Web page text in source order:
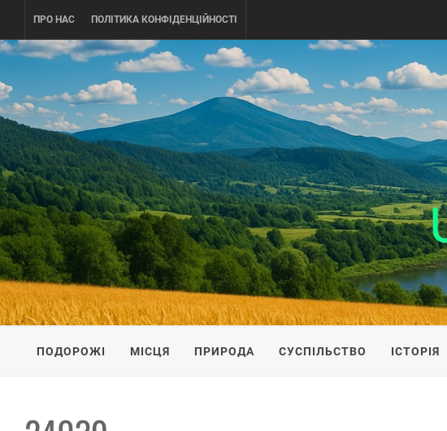
content
ПРО НАС ПОЛІТИКА КОНФІДЕНЦІЙНОСТІ
UKRAINE-IS
ПОДОРОЖI ПО УКРАЇНІ
ПОДОРОЖІ МІСЦЯ ПРИРОДА СУСПІЛЬСТВО ІСТОРІЯ